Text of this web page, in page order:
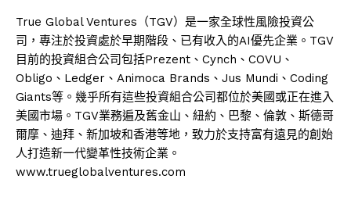
True Global Ventures（TGV）是一家全球性風險投資公
司，專注於投資處於早期階段、已有收入的AI優先企業。TGV
目前的投資組合公司包括Prezent、Cynch、COVU、
Obligo、Ledger、Animoca Brands、Jus Mundi、Coding
Giants等。幾乎所有這些投資組合公司都位於美國或正在進入
美國市場。TGV業務遍及舊金山、紐約、巴黎、倫敦、斯德哥
爾摩、迪拜、新加坡和香港等地，致力於支持富有遠見的創始
人打造新一代變革性技術企業。
www.trueglobalventures.com